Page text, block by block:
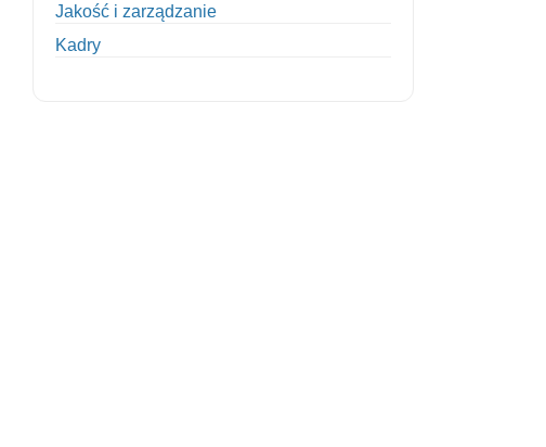
Jakość i zarządzanie
Kadry